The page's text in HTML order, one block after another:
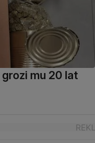
mu 20 lat